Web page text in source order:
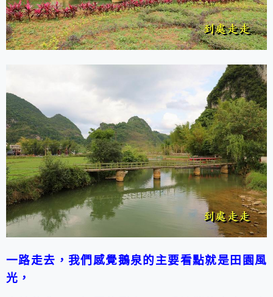
一路走去， 我們感覺鵝泉的主要看點就是田園風
光，